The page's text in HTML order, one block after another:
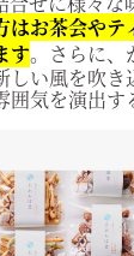
はお茶会やテ
す。さらに、
い風を吹き
気を演出す